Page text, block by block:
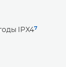
IPX47